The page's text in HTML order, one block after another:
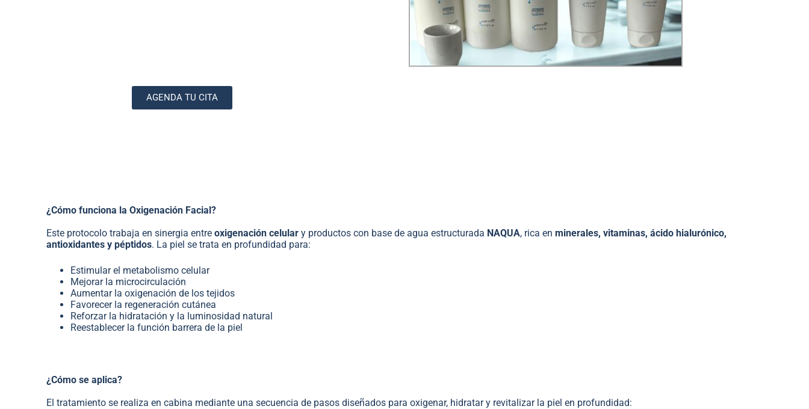
AGENDA TU CITA
¿Cómo funciona la Oxigenación Facial?
Este protocolo trabaja en sinergia entreoxigenación celular y productos con base de agua estructurada NAQUA, rica enminerales, vitaminas, ácido hialurónico,
antioxidantes y péptidos. La piel se trata en profundidad para:
Estimular el metabolismo celular
Mejorar la microcirculación
Aumentar la oxigenación de los tejidos
Favorecer la regeneración cutánea
Reforzar la hidratación y la luminosidad natural
Reestablecer la función barrera de la piel
¿Cómo se aplica?
El tratamiento se realiza en cabina mediante una secuencia de pasos diseñados para oxigenar, hidratar y revitalizar la piel en profundidad: